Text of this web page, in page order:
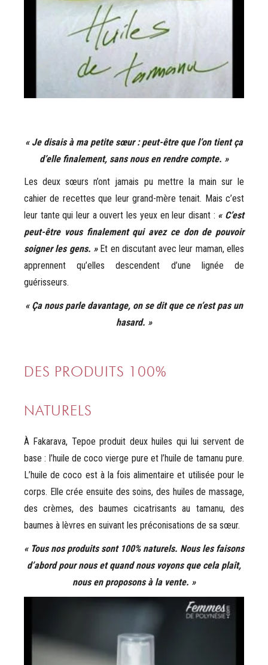
« Je disais à ma petite sœur : peut-être que l’on tient ça
d’elle finalement, sans nous en rendre compte. »
Les deux sœurs n’ont jamais pu mettre la main sur le
cahier de recettes que leur grand-mère tenait. Mais c’est
leur tante qui leur a ouvert les yeux en leur disant : « C’est
peut-être vous finalement qui avez ce don de pouvoir
soigner les gens. » Et en discutant avec leur maman, elles
apprennent qu’elles descendent d’une lignée de
guérisseurs.
« Ça nous parle davantage, on se dit que ce n’est pas un
hasard. »
DES PRODUITS 100%
NATURELS
À Fakarava, Tepoe produit deux huiles qui lui servent de
base : l’huile de coco vierge pure et l’huile de tamanu pure.
L’huile de coco est à la fois alimentaire et utilisée pour le
corps. Elle crée ensuite des soins, des huiles de massage,
des crèmes, des baumes cicatrisants au tamanu, des
baumes à lèvres en suivant les préconisations de sa sœur.
« Tous nos produits sont 100% naturels. Nous les faisons
d’abord pour nous et quand nous voyons que cela plaît,
nous en proposons à la vente. »